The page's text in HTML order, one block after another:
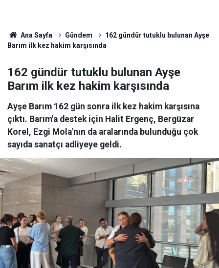
Ana Sayfa Gündem
162 gündür tutuklu bulunan Ayşe
Barım ilk kez hakim karşısında
162 gündür tutuklu bulunan Ayşe
Barım ilk kez hakim karşısında
Ayşe Barım 162 gün sonra ilk kez hakim karşısına
çıktı. Barım'a destek için Halit Ergenç, Bergüzar
Korel, Ezgi Mola'nın da aralarında bulunduğu çok
sayıda sanatçı adliyeye geldi.